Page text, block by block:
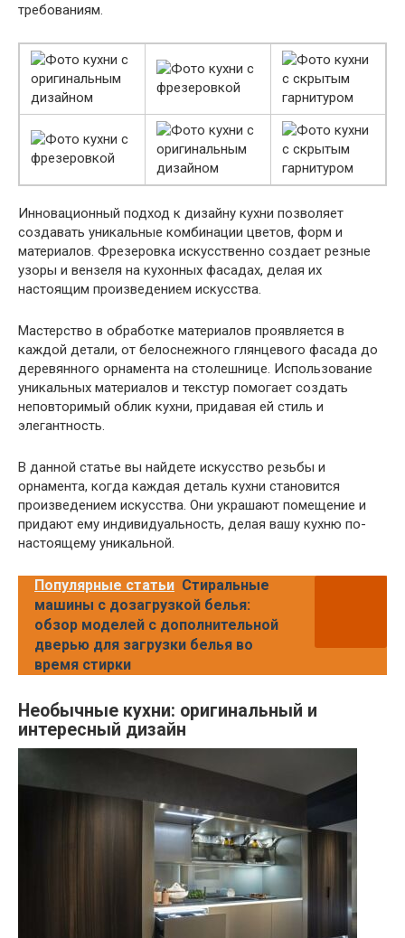
требованиям.
Инновационный подход к дизайну кухни позволяет
создавать уникальные комбинации цветов, форм и
материалов. Фрезеровка искусственно создает резные
узоры и вензеля на кухонных фасадах, делая их
настоящим произведением искусства.
Мастерство в обработке материалов проявляется в
каждой детали, от белоснежного глянцевого фасада до
деревянного орнамента на столешнице. Использование
уникальных материалов и текстур помогает создать
неповторимый облик кухни, придавая ей стиль и
элегантность.
В данной статье вы найдете искусство резьбы и
орнамента, когда каждая деталь кухни становится
произведением искусства. Они украшают помещение и
придают ему индивидуальность, делая вашу кухню по-
настоящему уникальной.
Популярные статьи Стиральные
машины с дозагрузкой белья:
обзор моделей с дополнительной
дверью для загрузки белья во
время стирки
Необычные кухни: оригинальный и
интересный дизайн